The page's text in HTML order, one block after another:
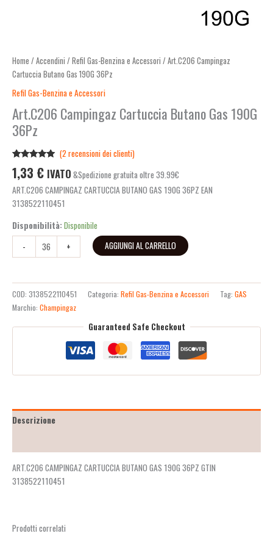
Home / Accendini / Refil Gas-Benzina e Accessori / Art.C206 Campingaz
Cartuccia Butano Gas 190G 36Pz
Refil Gas-Benzina e Accessori
Art.C206 Campingaz Cartuccia Butano Gas 190G
36Pz
5.00su 5
su base di
recensioni
(2 recensioni dei clienti)
1,33 € IVATO &Spedizione gratuita oltre 39.99€
ART.C206 CAMPINGAZ CARTUCCIA BUTANO GAS 190G 36PZ EAN
3138522110451
Disponibilità:Disponibile
-
+ AGGIUNGI AL CARRELLO
COD: 3138522110451 Categoria: Refil Gas-Benzina e Accessori Tag: GAS
Marchio: Champingaz
Guaranteed Safe Checkout
Descrizione
ART.C206 CAMPINGAZ CARTUCCIA BUTANO GAS 190G 36PZ GTIN
3138522110451
Prodotti correlati